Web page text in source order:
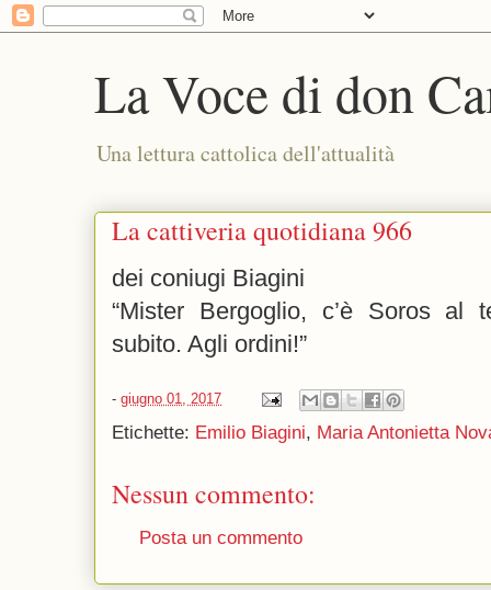
La Voce di don
Una lettura cattolica dell'attualità
La cattiveria quotidiana 966
dei coniugi Biagini
“Mister Bergoglio, c’è Soros al
subito. Agli ordini!”
- giugno 01, 2017
Etichette: Emilio Biagini, Maria Antonietta
Nessun commento:
Posta un commento